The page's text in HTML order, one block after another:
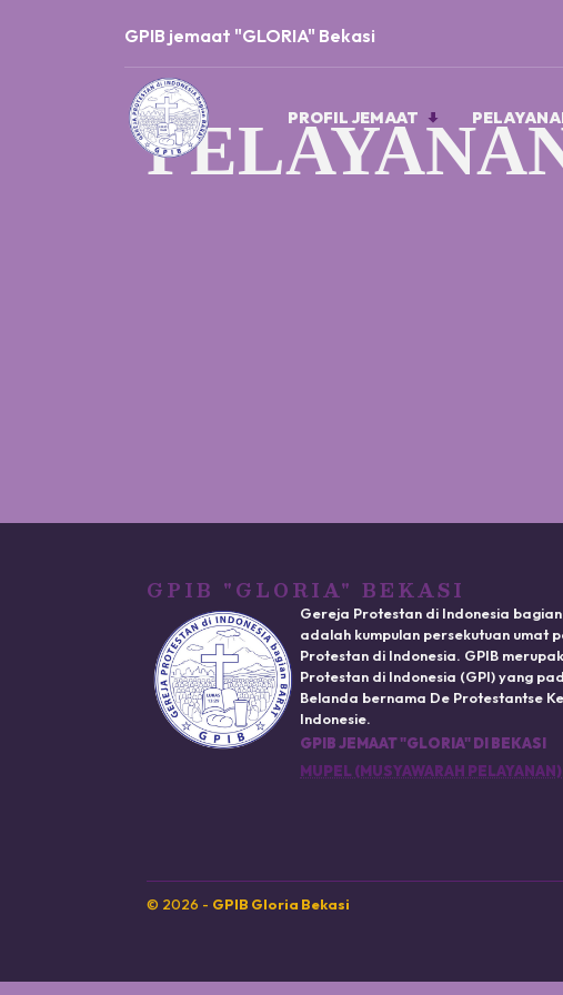
GPIB jemaat "GLORIA" Bekasi
PROFIL JEMAAT
GPIB "GLORIA" BEKASI
Gereja Protestan di Indonesia
adalah kumpulan persekutuan umat
Protestan di Indonesia. GPIB
Protestan di Indonesia (GPI) yang
Belanda bernama De Protestantse
Indonesie.
GPIB JEMAAT "GLORIA" DI BEKASI
MUPEL (MUSYAWARAH
© 2026 - GPIB Gloria Bekasi